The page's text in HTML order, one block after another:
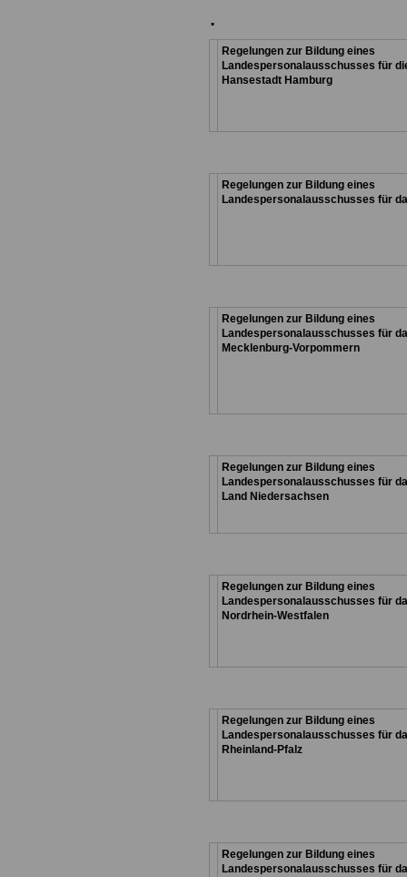
.
Regelungen zur Bildung eines
Landespersonalausschusses für
Hansestadt Hamburg
Regelungen zur Bildung eines
Landespersonalausschusses für
Regelungen zur Bildung eines
Landespersonalausschusses für
Mecklenburg-Vorpommern
Regelungen zur Bildung eines
Landespersonalausschusses für
Land Niedersachsen
Regelungen zur Bildung eines
Landespersonalausschusses für
Nordrhein-Westfalen
Regelungen zur Bildung eines
Landespersonalausschusses für
Rheinland-Pfalz
Regelungen zur Bildung eines
Landespersonalausschusses für